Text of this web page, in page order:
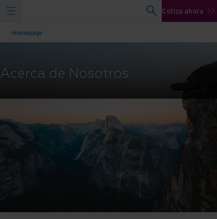
Cotiza ahora
Homepage
Acerca de Nosotros